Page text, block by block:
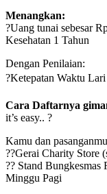
Menangkan:
?Uang tunai sebesar
Kesehatan 1 Tahun
Dengan Penilaian:
?Ketepatan Waktu
Cara Daftarnya
it’s easy.. ?
Kamu dan
??Gerai Charity Store
?? Stand Bungkesmas
Minggu Pagi